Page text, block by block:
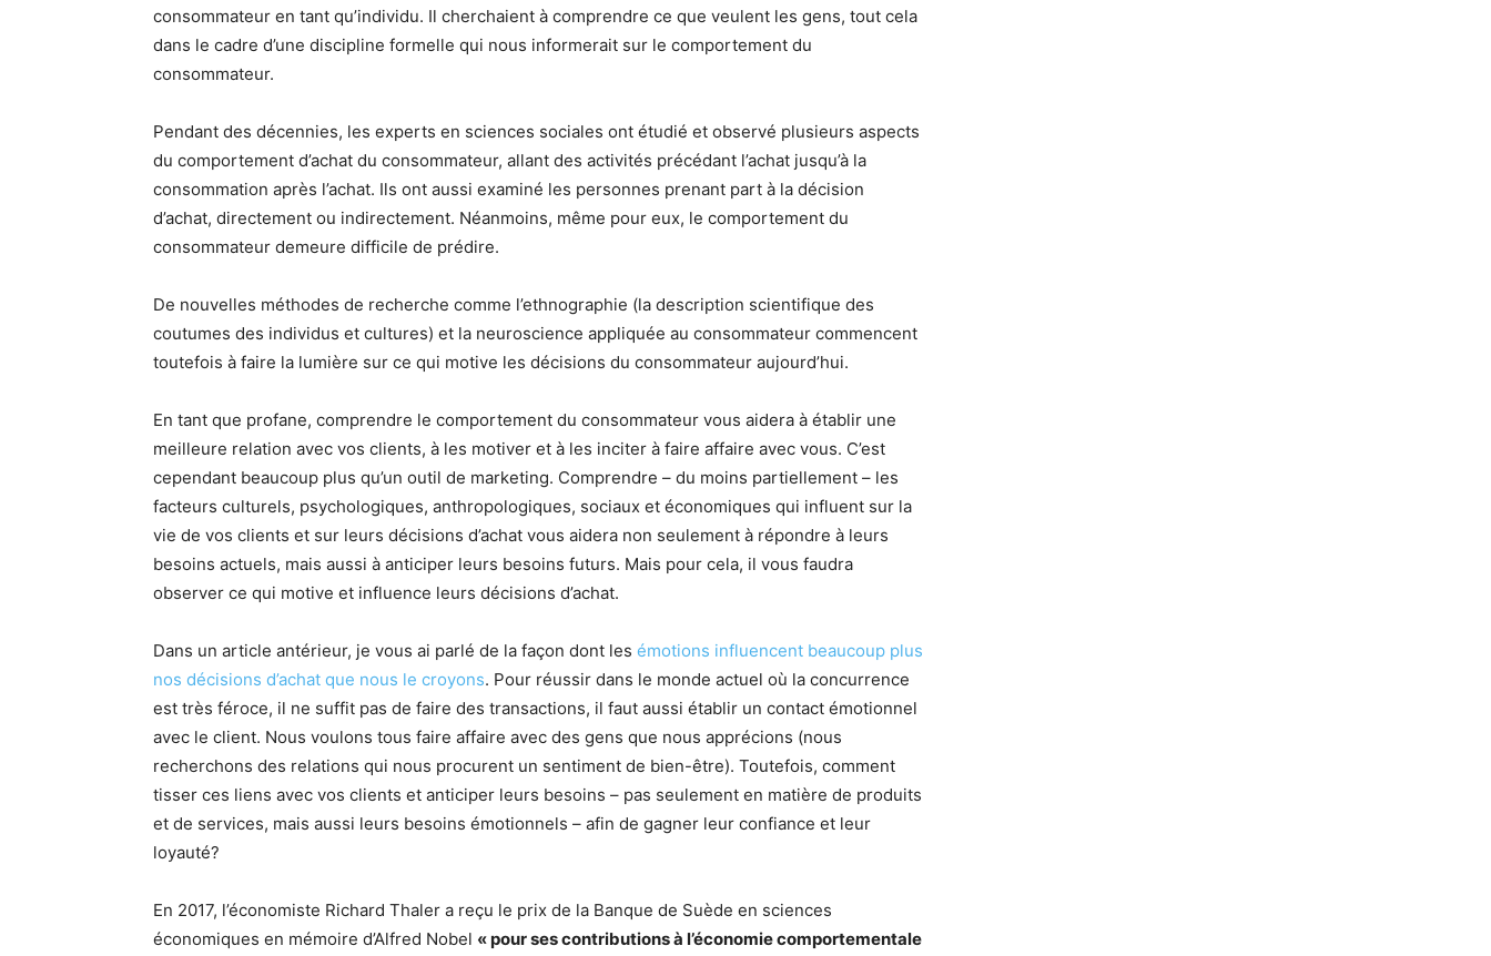
consommateur en tant qu’individu. Il cherchaient à comprendre ce que veulent les gens, tout cela
dans le cadre d’une discipline formelle qui nous informerait sur le comportement du
consommateur.
Pendant des décennies, les experts en sciences sociales ont étudié et observé plusieurs aspects
du comportement d’achat du consommateur, allant des activités précédant l’achat jusqu’à la
consommation après l’achat. Ils ont aussi examiné les personnes prenant part à la décision
d’achat, directement ou indirectement. Néanmoins, même pour eux, le comportement du
consommateur demeure difficile de prédire.
De nouvelles méthodes de recherche comme l’ethnographie (la description scientifique des
coutumes des individus et cultures) et la neuroscience appliquée au consommateur commencent
toutefois à faire la lumière sur ce qui motive les décisions du consommateur aujourd’hui.
En tant que profane, comprendre le comportement du consommateur vous aidera à établir une
meilleure relation avec vos clients, à les motiver et à les inciter à faire affaire avec vous. C’est
cependant beaucoup plus qu’un outil de marketing. Comprendre – du moins partiellement – les
facteurs culturels, psychologiques, anthropologiques, sociaux et économiques qui influent sur la
vie de vos clients et sur leurs décisions d’achat vous aidera non seulement à répondre à leurs
besoins actuels, mais aussi à anticiper leurs besoins futurs. Mais pour cela, il vous faudra
observer ce qui motive et influence leurs décisions d’achat.
Dans un article antérieur, je vous ai parlé de la façon dont les émotions influencent beaucoup plus
nos décisions d’achat que nous le croyons. Pour réussir dans le monde actuel où la concurrence
est très féroce, il ne suffit pas de faire des transactions, il faut aussi établir un contact émotionnel
avec le client. Nous voulons tous faire affaire avec des gens que nous apprécions (nous
recherchons des relations qui nous procurent un sentiment de bien-être). Toutefois, comment
tisser ces liens avec vos clients et anticiper leurs besoins – pas seulement en matière de produits
et de services, mais aussi leurs besoins émotionnels – afin de gagner leur confiance et leur
loyauté?
En 2017, l’économiste Richard Thaler a reçu le prix de la Banque de Suède en sciences
économiques en mémoire d’Alfred Nobel « pour ses contributions à l’économie comportementale